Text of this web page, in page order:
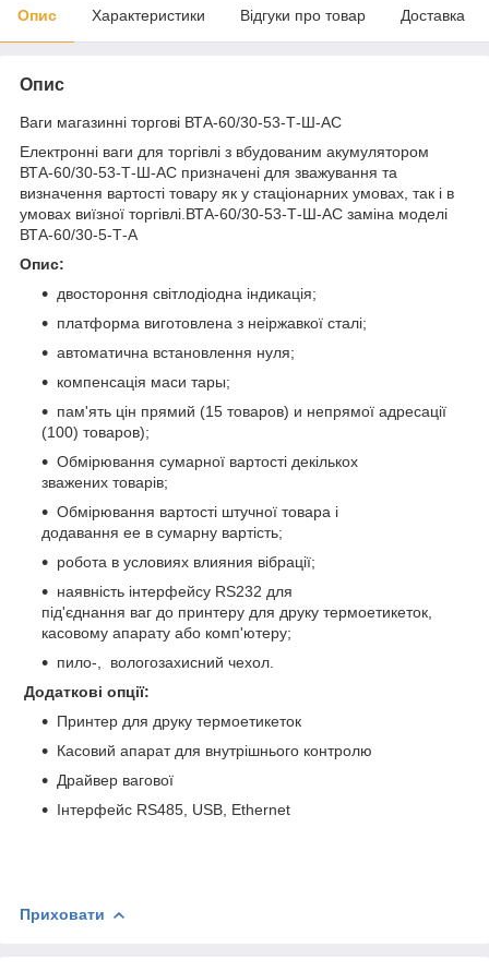
Опис Характеристики Відгуки про товар Доставка
Опис
Ваги магазинні торгові ВТА-60/30-53-Т-Ш-АС
Електронні ваги для торгівлі з вбудованим акумулятором
ВТА-60/30-53-Т-Ш-АС призначені для зважування та
визначення вартості товару як у стаціонарних умовах, так і в
умовах виїзної торгівлі.ВТА-60/30-53-Т-Ш-АС заміна моделі
ВТА-60/30-5-Т-А
Опис:
двостороння світлодіодна індикація;
платформа виготовлена з неіржавкої сталі;
автоматична встановлення нуля;
компенсація маси тары;
пам'ять цін прямий (15 товаров) и непрямої адресації
(100) товаров);
Обмірювання сумарної вартості декількох
зважених товарів;
Обмірювання вартості штучної товара і
додавання ее в сумарну вартість;
робота в условиях влияния вібрації;
наявність інтерфейсу RS232 для
під'єднання ваг до принтеру для друку термоетикеток,
касовому апарату або комп'ютеру;
пило-, вологозахисний чехол.
Додаткові опції:
Принтер для друку термоетикеток
Касовий апарат для внутрішнього контролю
Драйвер вагової
Інтерфейс RS485, USB, Ethernet
Приховати